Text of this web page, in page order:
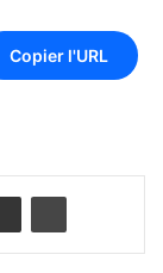
Copier l'URL